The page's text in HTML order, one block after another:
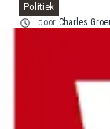
Politiek
door Charles